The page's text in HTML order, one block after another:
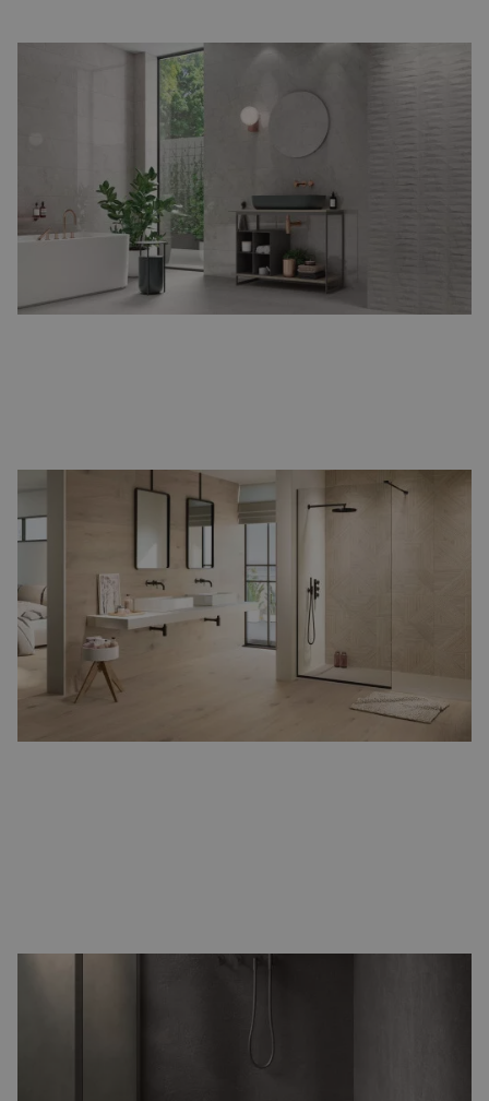
Betonlook badkamertegels
Een stoere en industriële uitstraling, perfect voor moderne
Betonlook tegels zijn strak, tijdloos en veelzijdig.
Houtlook badkamertegels
De warmte van hout, gecombineerd met het gemak van
keramiek. Daardoor zijnhoutlook badkamertegels
tegels om uw badkamer een natuurlijke en sfeervolle uitstraling
te geven.
in de afmetingen 80x80 of 120x120
creëert u een rustige, ruimtelijke uitstraling met minder voegen.